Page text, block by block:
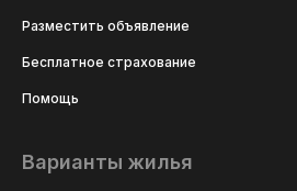
Разместить объявление
Бесплатное страхование
Помощь
Варианты жилья